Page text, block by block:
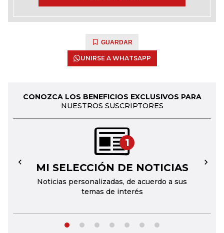
GUARDAR
UNIRSE A WHATSAPP
CONOZCA LOS BENEFICIOS EXCLUSIVOS PARA
NUESTROS SUSCRIPTORES
1
MI SELECCIÓN DE NOTICIAS
Noticias personalizadas, de acuerdo a sus
temas de interés
← →